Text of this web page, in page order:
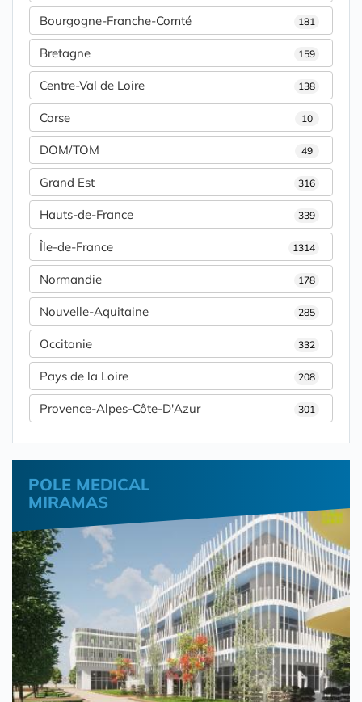
Bourgogne-Franche-Comté 181
Bretagne 159
Centre-Val de Loire 138
Corse 10
DOM/TOM 49
Grand Est 316
Hauts-de-France 339
Île-de-France 1314
Normandie 178
Nouvelle-Aquitaine 285
Occitanie 332
Pays de la Loire 208
Provence-Alpes-Côte-D'Azur 301
POLE MEDICAL
MIRAMAS